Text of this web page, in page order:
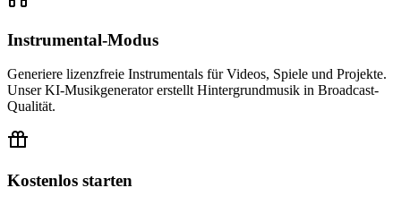
Instrumental-Modus
Generiere lizenzfreie Instrumentals für Videos, Spiele und Projekte.
Unser KI-Musikgenerator erstellt Hintergrundmusik in Broadcast-
Qualität.
Kostenlos starten